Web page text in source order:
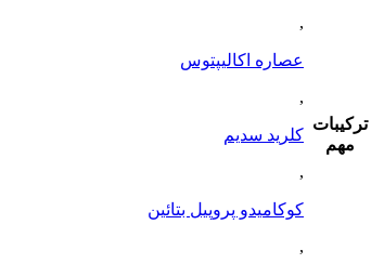
ترکیبات
مهم
,
عصاره اکالیپتوس
,
کلرید سدیم
,
کوکامیدو پروپیل بتائین
,